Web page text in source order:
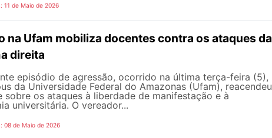
11 de Maio de 2026
na Ufam mobiliza docentes contra os ataques da
direita
episódio de agressão, ocorrido na última terça-feira (5),
da Universidade Federal do Amazonas (Ufam), reacendeu
sobre os ataques à liberdade de manifestação e à
universitária. O vereador...
08 de Maio de 2026